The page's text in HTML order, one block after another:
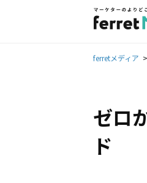
ferretメディア
ゼロ
ド